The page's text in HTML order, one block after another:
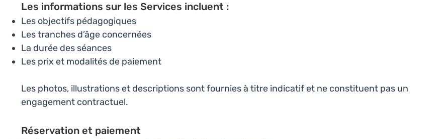
Les informations sur les Services incluent :
Les objectifs pédagogiques
Les tranches d’âge concernées
La durée des séances
Les prix et modalités de paiement
Les photos, illustrations et descriptions sont fournies à titre indicatif et ne constituent pas un
engagement contractuel.
Réservation et paiement